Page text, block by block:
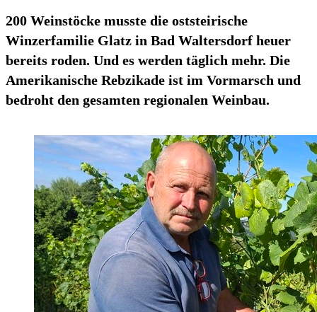
200 Weinstöcke musste die oststeirische
Winzerfamilie Glatz in Bad Waltersdorf heuer
bereits roden. Und es werden täglich mehr. Die
Amerikanische Rebzikade ist im Vormarsch und
bedroht den gesamten regionalen Weinbau.